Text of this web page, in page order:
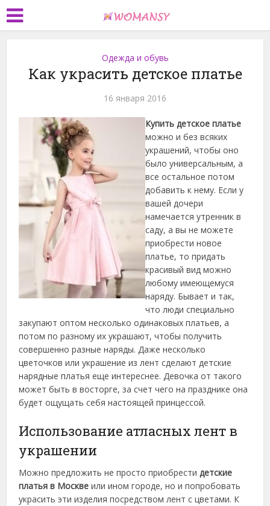
Одежда и обувь
Как украсить детское платье
16 января 2016
Купить детское платье
можно и без всяких
украшений, чтобы оно
было универсальным, а
все остальное потом
добавить к нему. Если у
вашей дочери
намечается утренник в
саду, а вы не можете
приобрести новое
платье, то придать
красивый вид можно
любому имеющемуся
наряду. Бывает и так,
что люди специально
закупают оптом несколько одинаковых платьев, а
потом по разному их украшают, чтобы получить
совершенно разные наряды. Даже несколько
цветочков или украшение из лент сделают детские
нарядные платья еще интереснее. Девочка от такого
может быть в восторге, за счет чего на празднике она
будет ощущать себя настоящей принцессой.
Использование атласных лент в
украшении
Можно предложить не просто приобрестидетские
платья в Москве или ином городе, но и попробовать
украсить эти изделия посредством лент с цветами. К